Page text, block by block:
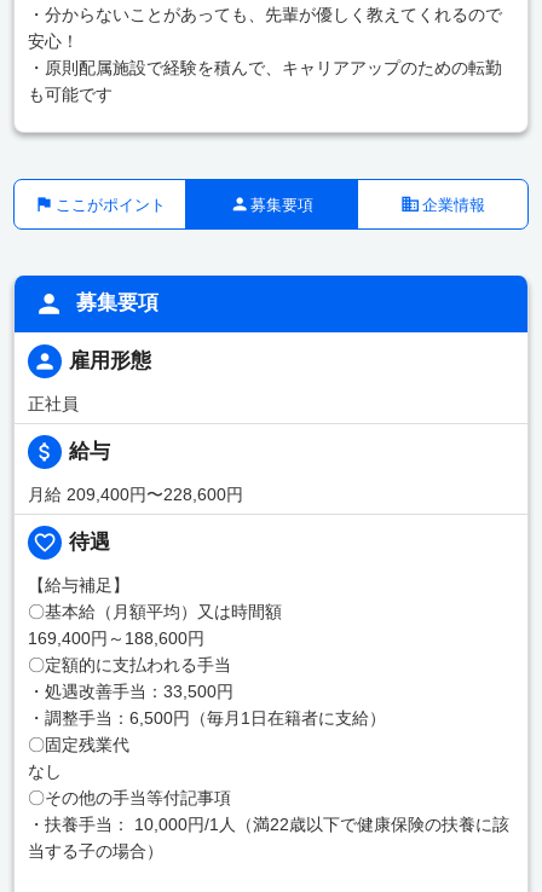
・分からないことがあっても、先輩が優しく教えてくれるので
安心！
・原則配属施設で経験を積んで、キャリアアップのための転勤
も可能です
ここがポイント 募集要項 企業情報
募集要項
雇用形態
正社員
給与
月給 209,400円〜228,600円
待遇
【給与補足】
〇基本給（月額平均）又は時間額
169,400円～188,600円
〇定額的に支払われる手当
・処遇改善手当：33,500円
・調整手当：6,500円（毎月1日在籍者に支給）
〇固定残業代
なし
〇その他の手当等付記事項
・扶養手当： 10,000円/1人（満22歳以下で健康保険の扶養に該
当する子の場合）